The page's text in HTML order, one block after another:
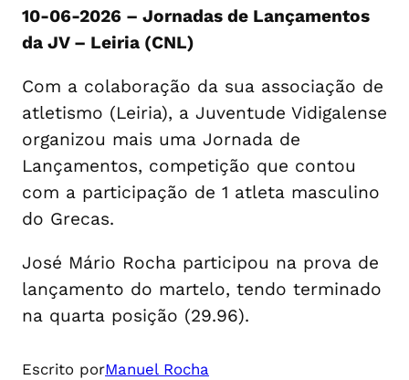
10-06-2026 – Jornadas de Lançamentos
da JV – Leiria (CNL)
Com a colaboração da sua associação de
atletismo (Leiria), a Juventude Vidigalense
organizou mais uma Jornada de
Lançamentos, competição que contou
com a participação de 1 atleta masculino
do Grecas.
José Mário Rocha participou na prova de
lançamento do martelo, tendo terminado
na quarta posição (29.96).
Escrito porManuel Rocha